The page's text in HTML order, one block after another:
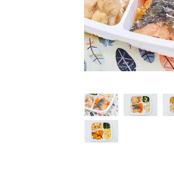
塩分制限食
426円(1食分/税込)
制限食
たんぱく
426円(1食